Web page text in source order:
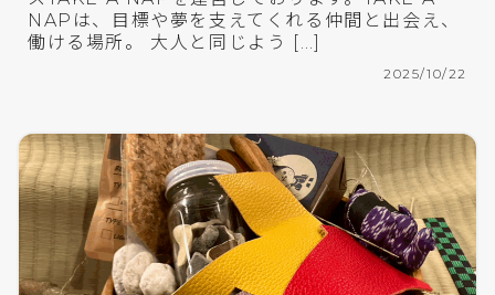
NAPは、目標や夢を支えてくれる仲間と出会え、
働ける場所。 大人と同じよう […]
2025/10/22